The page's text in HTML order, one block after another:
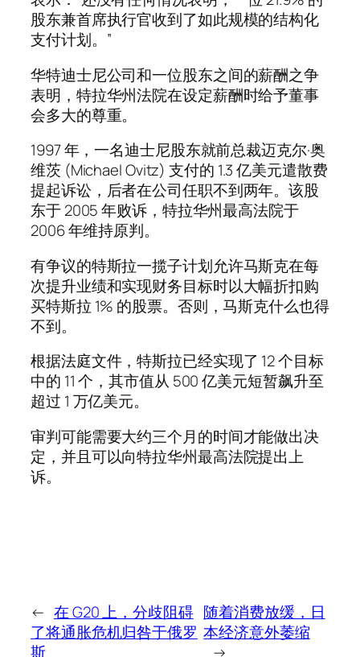
股东兼首席执行官收到了如此规模的结构化
支付计划。”
华特迪士尼公司和一位股东之间的薪酬之争
表明，特拉华州法院在设定薪酬时给予董事
会多大的尊重。
1997 年，一名迪士尼股东就前总裁迈克尔·奥
维茨 (Michael Ovitz) 支付的 1.3 亿美元遣散费
提起诉讼，后者在公司任职不到两年。该股
东于 2005 年败诉，特拉华州最高法院于
2006 年维持原判。
有争议的特斯拉一揽子计划允许马斯克在每
次提升业绩和实现财务目标时以大幅折扣购
买特斯拉 1% 的股票。否则，马斯克什么也得
不到。
根据法庭文件，特斯拉已经实现了 12 个目标
中的 11 个，其市值从 500 亿美元短暂飙升至
超过 1 万亿美元。
审判可能需要大约三个月的时间才能做出决
定，并且可以向特拉华州最高法院提出上
诉。
← 在 G20 上，分歧阻碍
了将通胀危机归咎于俄罗
斯
随着消费放缓，日
本经济意外萎缩
→